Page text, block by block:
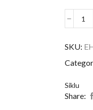
SKU:
Siklu
Share: